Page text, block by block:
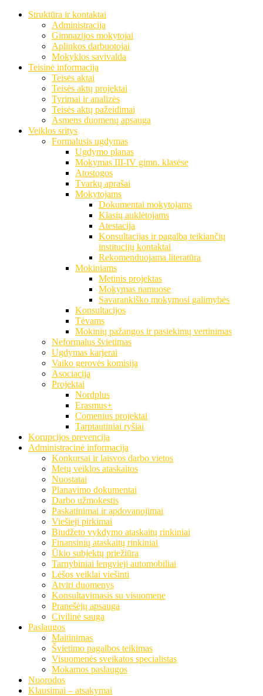
Struktūra ir kontaktai
Administracija
Gimnazijos mokytojai
Aplinkos darbuotojai
Mokyklos savivalda
Teisinė informacija
Teisės aktai
Teisės aktų projektai
Tyrimai ir analizės
Teisės aktų pažeidimai
Asmens duomenų apsauga
Veiklos sritys
Formalusis ugdymas
Ugdymo planas
Mokymas III-IV gimn. klasėse
Atostogos
Tvarkų aprašai
Mokytojams
Dokumentai mokytojams
Klasių auklėtojams
Atestacija
Konsultacijas ir pagalbą teikiančių
institucijų kontaktai
Rekomenduojama literatūra
Mokiniams
Metinis projektas
Mokymas namuose
Savarankiško mokymosi galimybės
Konsultacijos
Tėvams
Mokinių pažangos ir pasiekimų vertinimas
Neformalus švietimas
Ugdymas karjerai
Vaiko gerovės komisija
Asociacija
Projektai
Nordplus
Erasmus+
Comenius projektai
Tarptautiniai ryšiai
Korupcijos prevencija
Administracinė informacija
Konkursai ir laisvos darbo vietos
Metų veiklos ataskaitos
Nuostatai
Planavimo dokumentai
Darbo užmokestis
Paskatinimai ir apdovanojimai
Viešieji pirkimai
Biudžeto vykdymo ataskaitų rinkiniai
Finansinių ataskaitų rinkiniai
Ūkio subjektų priežiūra
Tarnybiniai lengvieji automobiliai
Lėšos veiklai viešinti
Atviri duomenys
Konsultavimasis su visuomene
Pranešėjų apsauga
Civilinė sauga
Paslaugos
Maitinimas
Švietimo pagalbos teikimas
Visuomenės sveikatos specialistas
Mokamos paslaugos
Nuorodos
Klausimai – atsakymai